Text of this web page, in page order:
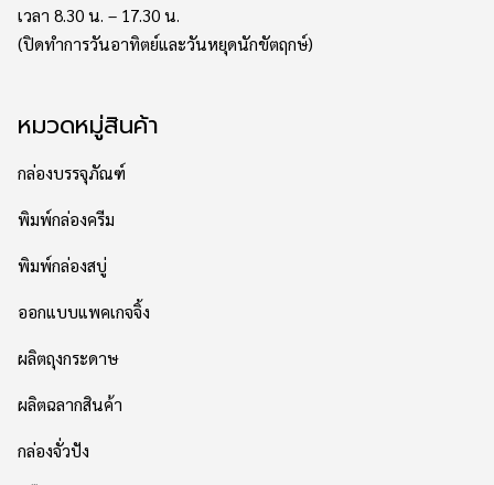
เวลา 8.30 น. – 17.30 น.
(ปิดทำการวันอาทิตย์และวันหยุดนักขัตฤกษ์)
หมวดหมู่สินค้า
กล่องบรรจุภัณฑ์
พิมพ์กล่องครีม
พิมพ์กล่องสบู่
ออกแบบแพคเกจจิ้ง
ผลิตถุงกระดาษ
ผลิตฉลากสินค้า
กล่องจั่วปัง